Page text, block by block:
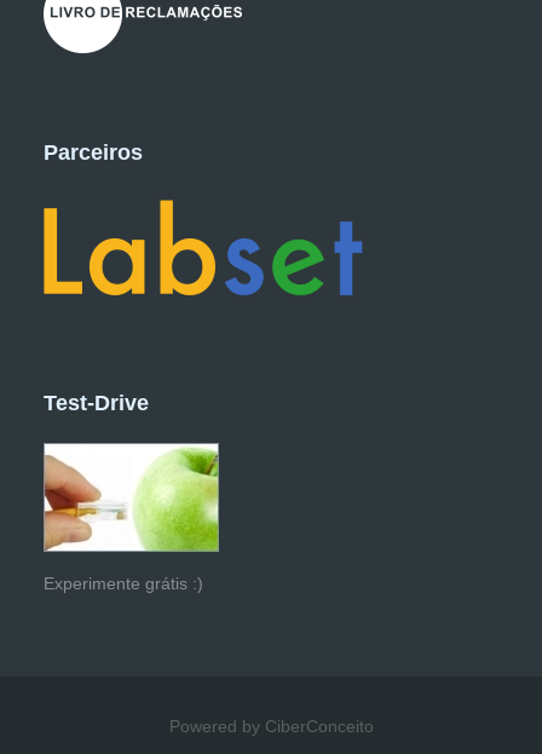
Parceiros
Test-Drive
Experimente grátis :)
Powered by CiberConceito